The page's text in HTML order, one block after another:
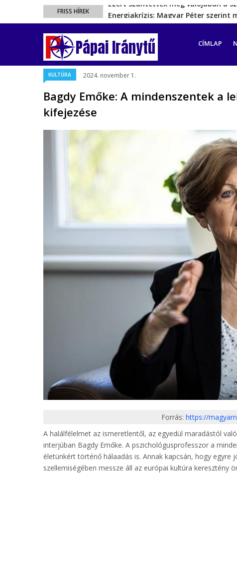
FRISS HÍREK
Energiakrízis: Magyar Péter szerint
A spanyol enklávét elárasztják a
Rétvári Bence: Magyar Péter
Magyar Péter rendkívüli
Ezért szüntették meg valójában a
Pápai Iránytű
FŐ
CÍMLAP
KULTÚRA 2024. november 1.
Bagdy Emőke: A mindenszentek a
kifejezése
Forrás: https://
A halálfélelmet az ismeretlentől, az egyedül maradástól
interjúban Bagdy Emőke. A pszichológusprofesszor a
életünkért történő hálaadás is. Annak kapcsán, hogy
szellemiségében messze áll az európai kultúra keresztény